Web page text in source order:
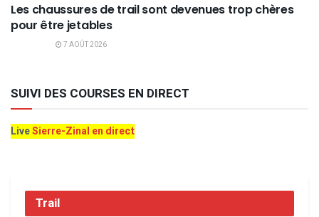
Les chaussures de trail sont devenues trop chères
pour être jetables
7 AOÛT 2026
SUIVI DES COURSES EN DIRECT
LiveSierre-Zinal en direct
Trail